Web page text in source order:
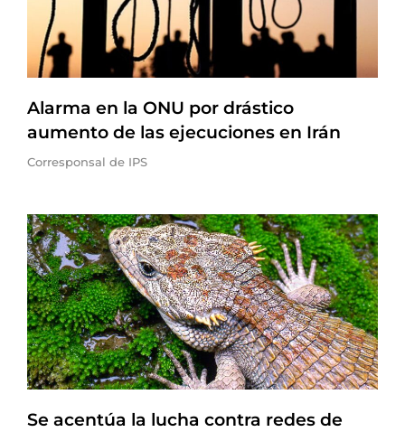
Alarma en la ONU por drástico
aumento de las ejecuciones en Irán
Corresponsal de IPS
Se acentúa la lucha contra redes de